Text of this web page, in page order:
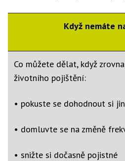
Když nemáte
Co můžete dělat, když
životního pojištění:
• pokuste se dohodnout si
• domluvte se na změně
• snižte si dočasně pojistné